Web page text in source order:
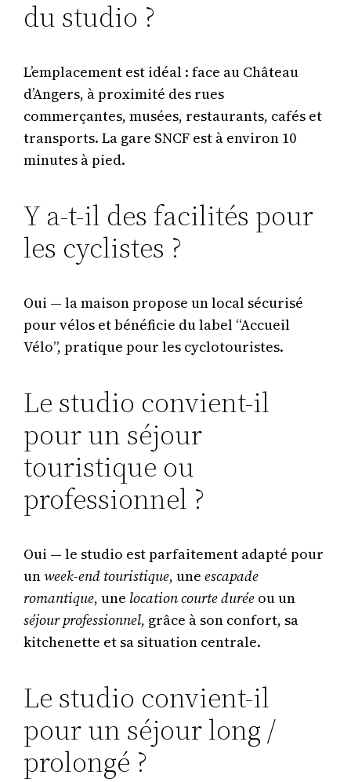
du studio ?
L’emplacement est idéal : face au Château
d’Angers, à proximité des rues
commerçantes, musées, restaurants, cafés et
transports. La gare SNCF est à environ 10
minutes à pied.
Y a-t-il des facilités pour
les cyclistes ?
Oui — la maison propose un local sécurisé
pour vélos et bénéficie du label “Accueil
Vélo”, pratique pour les cyclotouristes.
Le studio convient-il
pour un séjour
touristique ou
professionnel ?
Oui — le studio est parfaitement adapté pour
unweek-end touristique, uneescapade
romantique, une location courte durée ou un
séjour professionnel, grâce à son confort, sa
kitchenette et sa situation centrale.
Le studio convient-il
pour un séjour long /
prolongé ?